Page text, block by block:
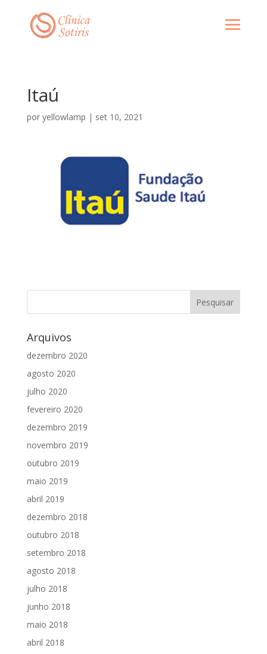
Itaú
por yellowlamp | set 10, 2021
Arquivos
dezembro 2020
agosto 2020
julho 2020
fevereiro 2020
dezembro 2019
novembro 2019
outubro 2019
maio 2019
abril 2019
dezembro 2018
outubro 2018
setembro 2018
agosto 2018
julho 2018
junho 2018
maio 2018
abril 2018